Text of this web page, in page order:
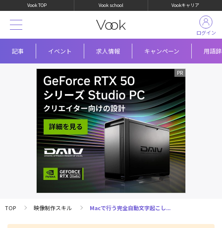
Vook TOP Vook school Vookキャリア
記事 イベント 求人情報 キャンペーン 用語
ログイン
TOP 映像制作スキル Macで行う完全自動文字起こし...